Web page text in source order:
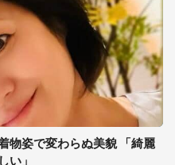
物姿で変わらぬ美貌 「綺麗
い」